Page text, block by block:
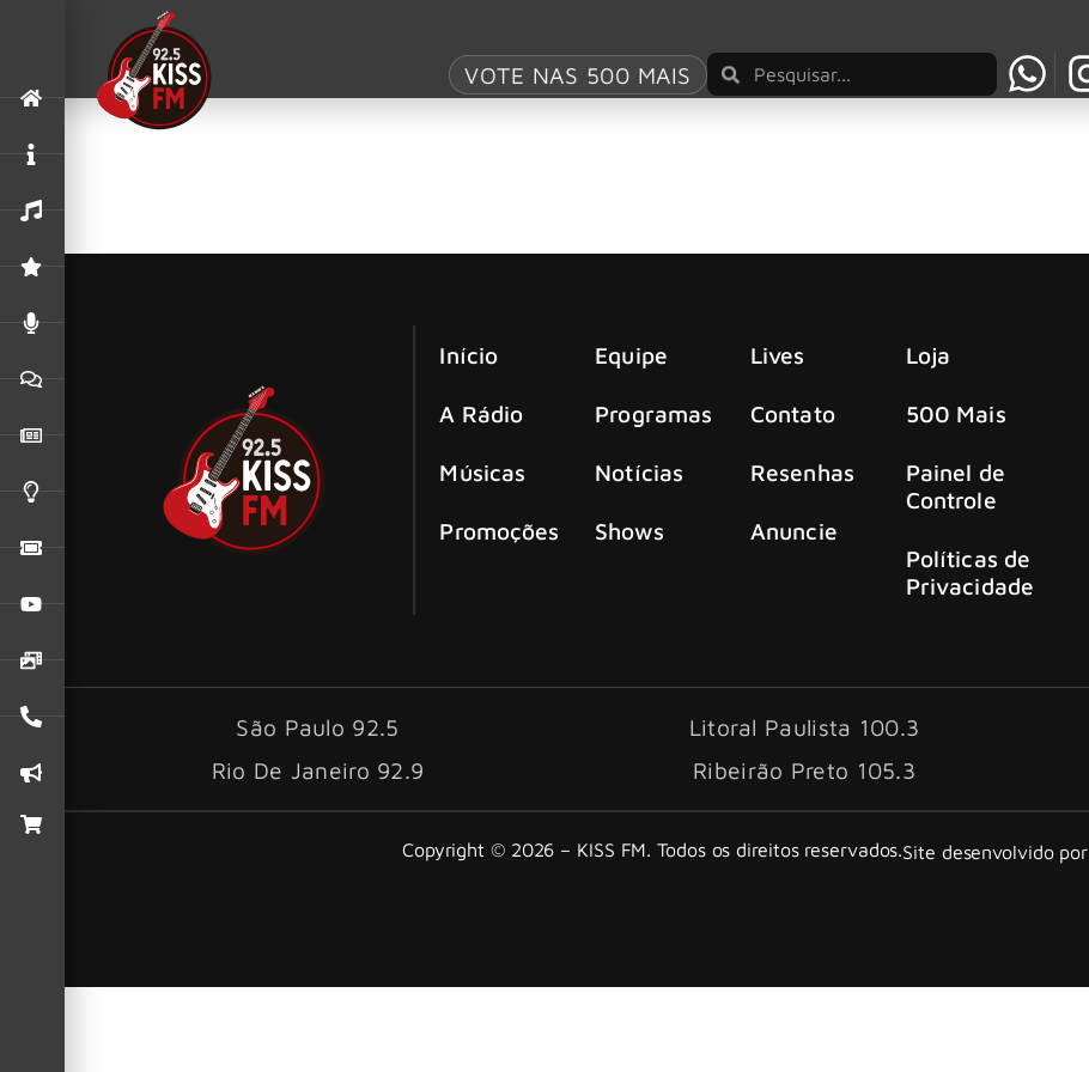
VOTE NAS 500 MAIS
Tag: Stay In Your Grave
Início
A Rádio
Músicas
Promoções
Equipe
Programas
Notícias
Shows
Lives
Contato
Resenhas
Anuncie
Loja
500 Mais
Painel de
Controle
Políticas de
Privacidade
São Paulo 92.5 Litoral Paulista 100.3
Rio De Janeiro 92.9
Ribeirão Preto 105.3
Copyright © 2026 – KISS FM. Todos os direitos reservados.Site desenvolvido por